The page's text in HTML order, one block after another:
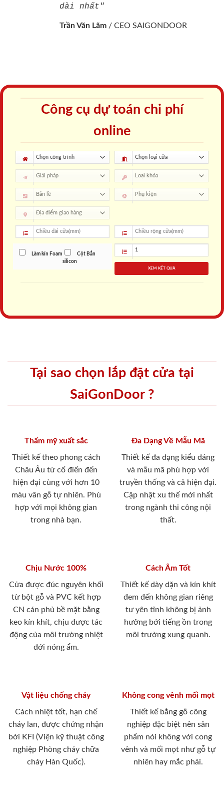
dài nhất"
Trần Văn Lãm / CEO SAIGONDOOR
Công cụ dự toán chi phí
online
Làm kín Foam
Cột Bắn
silicon
XEM KẾT QUẢ
Tại sao chọn lắp đặt cửa tại
SaiGonDoor ?
Thẩm mỹ xuất sắc
Thiết kế theo phong cách
Châu Âu từ cổ điển đến
hiện đại cùng với hơn 10
màu vân gỗ tự nhiên. Phù
hợp với mọi không gian
trong nhà bạn.
Đa Dạng Về Mẫu Mã
Thiết kế đa dạng kiểu dáng
và mẫu mã phù hợp với
truyền thống và cả hiện đại.
Cập nhật xu thế mới nhất
trong ngành thi công nội
thất.
Chịu Nước 100%
Cửa được đúc nguyên khối
từ bột gỗ và PVC kết hợp
CN cán phủ bề mặt bằng
keo kín khít, chịu được tác
động của môi trường nhiệt
đới nóng ẩm.
Cách Âm Tốt
Thiết kế dày dặn và kín khít
đem đến không gian riêng
tư yên tĩnh không bị ảnh
hưởng bới tiếng ồn trong
môi trường xung quanh.
Vật liệu chống cháy
Cách nhiệt tốt, hạn chế
cháy lan, được chứng nhận
bởi KFI (Viện kỹ thuật công
nghiệp Phòng cháy chữa
cháy Hàn Quốc).
Không cong vênh mối mọt
Thiết kế bằng gỗ công
nghiệp đặc biệt nên sản
phẩm nói không với cong
vênh và mối mọt như gỗ tự
nhiên hay mắc phải.